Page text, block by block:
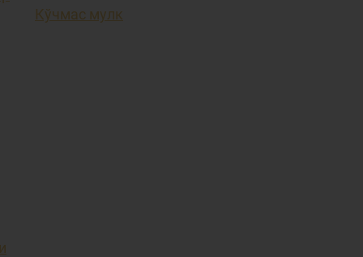
Кўчмас мулк